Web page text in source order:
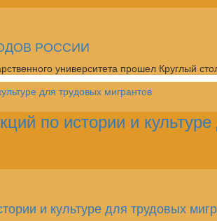
РОССИИ
университета прошел Круглый
по истории и
и культуре для трудовых